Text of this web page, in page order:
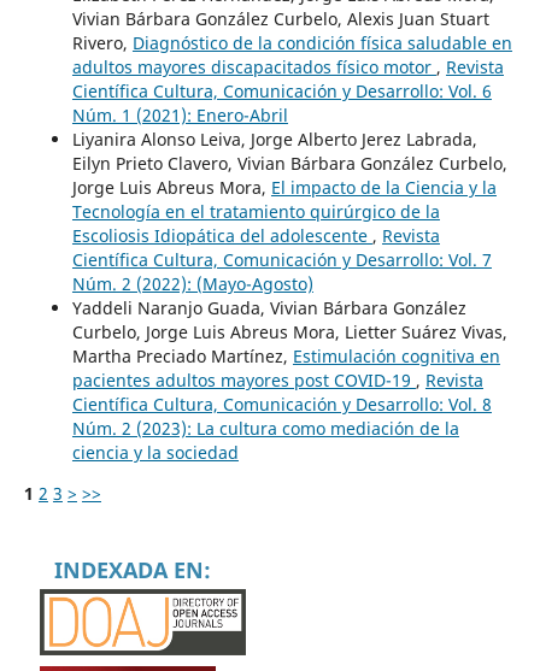
Vivian Bárbara González Curbelo, Alexis Juan Stuart
Rivero, Diagnóstico de la condición física saludable en
adultos mayores discapacitados físico motor , Revista
Científica Cultura, Comunicación y Desarrollo: Vol. 6
Núm. 1 (2021): Enero-Abril
Liyanira Alonso Leiva, Jorge Alberto Jerez Labrada,
Eilyn Prieto Clavero, Vivian Bárbara González Curbelo,
Jorge Luis Abreus Mora, El impacto de la Ciencia y la
Tecnología en el tratamiento quirúrgico de la
Escoliosis Idiopática del adolescente , Revista
Científica Cultura, Comunicación y Desarrollo: Vol. 7
Núm. 2 (2022): (Mayo-Agosto)
Yaddeli Naranjo Guada, Vivian Bárbara González
Curbelo, Jorge Luis Abreus Mora, Lietter Suárez Vivas,
Martha Preciado Martínez, Estimulación cognitiva en
pacientes adultos mayores post COVID-19 , Revista
Científica Cultura, Comunicación y Desarrollo: Vol. 8
Núm. 2 (2023): La cultura como mediación de la
ciencia y la sociedad
1 2 3 > >>
INDEXADA EN: